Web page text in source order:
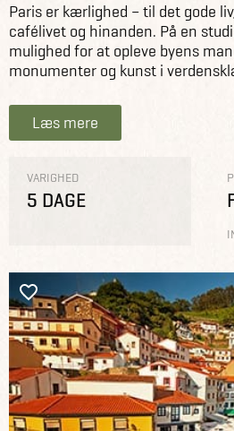
Paris er kærlighed – til det gode
cafélivet og hinanden. På en
mulighed for at opleve byens
monumenter og kunst i
Læs mere
VARIGHED
5 DAGE